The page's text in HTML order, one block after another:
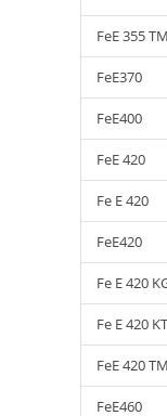
FeE 355 TM
FeE370
FeE400
FeE 420
Fe E 420
FeE420
Fe E 420
Fe E 420 KT
FeE 420 TM
FeE460